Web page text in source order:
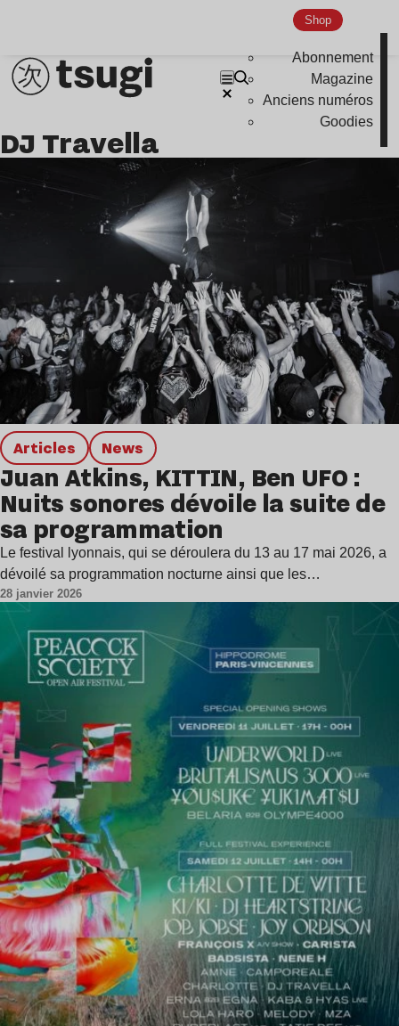
Shop
Abonnement
Magazine
Anciens numéros
Goodies
DJ Travella
Articles news
Juan Atkins, KITTIN, Ben UFO :
Nuits sonores dévoile la suite de
sa programmation
Le festival lyonnais, qui se déroulera du 13 au 17 mai 2026, a
dévoilé sa programmation nocturne ainsi que les…
28 janvier 2026